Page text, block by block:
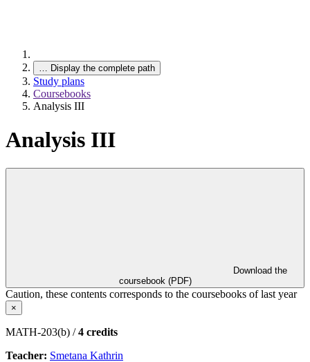
… Display the complete path
Study plans
Coursebooks
Analysis III
Analysis III
coursebook (PDF)
Caution, these contents corresponds to the coursebooks of last year
×
MATH-203(b) /4 credits
Teacher: Smetana Kathrin